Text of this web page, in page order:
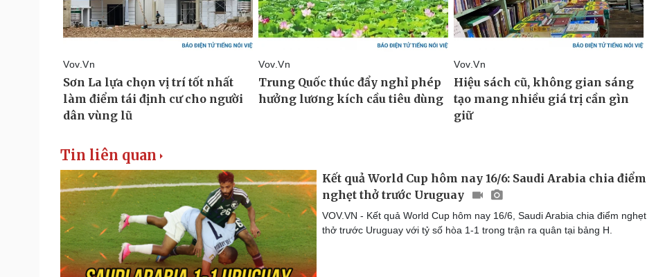
Tin liên quan
Kết quả World Cup hôm nay 16/6: Saudi Arabia chia điểm
nghẹt thở trước Uruguay
VOV.VN - Kết quả World Cup hôm nay 16/6, Saudi Arabia chia điểm nghẹt
thở trước Uruguay với tỷ số hòa 1-1 trong trận ra quân tại bảng H.